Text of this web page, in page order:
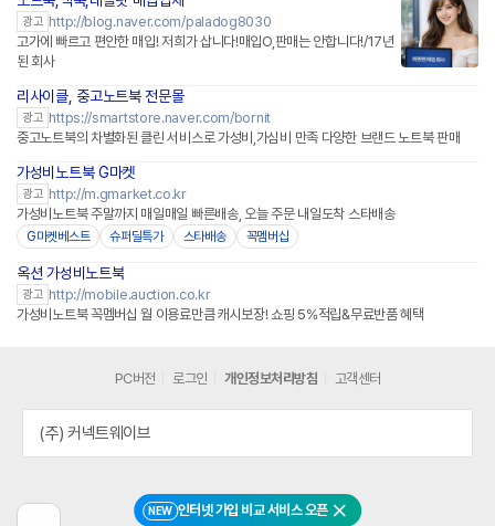
광고 http://blog.naver.com/paladog8030
고가에 빠르고 편안한 매입! 저희가 삽니다!매입O,판매는 안합니다!/17년
된 회사
리사이클, 중고노트북 전문몰
광고 https://smartstore.naver.com/bornit
중고노트북의 차별화된 클린 서비스로 가성비,가심비 만족 다양한 브랜드 노트북 판매
가성비노트북 G마켓
광고 http://m.gmarket.co.kr
가성비노트북 주말까지 매일매일 빠른배송, 오늘 주문 내일도착 스타배송
G마켓베스트 슈퍼딜특가 스타배송 꼭멤버십
옥션 가성비노트북
광고 http://mobile.auction.co.kr
가성비노트북 꼭멤버십 월 이용료만큼 캐시보장! 쇼핑 5%적립&무료반품 혜택
NEW 인터넷 가입 비교 서비스 오픈 닫기
PC버전 로그인 개인정보처리방침 고객센터
(주) 커넥트웨이브